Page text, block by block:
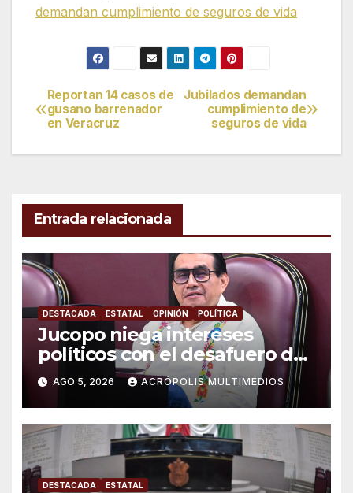
demandan cumplimiento de seguros de vida
Navegación
de
Jubilados demandan
cumplimiento de
seguros de vida
Reportan 14 casos de
gusano barrenador
en Veracruz
Entrada relacionada
DESTACADA ESTATAL OPINIÓN POLÍTICA
Jucopo niega intereses
políticos con el desafuero de
alcaldes
AGO 5, 2026 ACRÓPOLIS MULTIMEDIOS
DESTACADA ESTATAL